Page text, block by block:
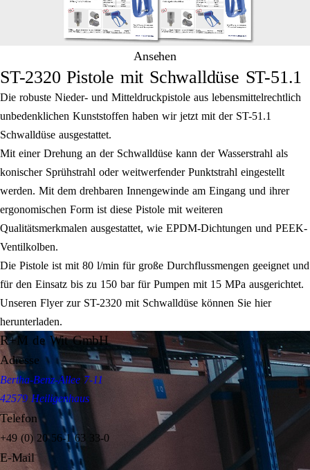
Ansehen
ST-2320 Pistole mit Schwalldüse ST-51.1
Die robuste Nieder- und Mitteldruckpistole aus lebensmittelrechtlich
unbedenklichen Kunststoffen haben wir jetzt mit der ST-51.1
Schwalldüse ausgestattet.
Mit einer Drehung an der Schwalldüse kann der Wasserstrahl als
konischer Sprühstrahl oder weitwerfender Punktstrahl eingestellt
werden. Mit dem drehbaren Innengewinde am Eingang und ihrer
ergonomischen Form ist diese Pistole mit weiteren
Qualitätsmerkmalen ausgestattet, wie EPDM-Dichtungen und PEEK-
Ventilkolben.
Die Pistole ist mit 80 l/min für große Durchflussmengen geeignet und
für den Einsatz bis zu 150 bar für Pumpen mit 15 MPa ausgerichtet.
Unseren Flyer zur ST-2320 mit Schwalldüse können Sie hier
herunterladen.
R+M de Wit GmbH
Adresse
Bertha-Benz-Allee 7-11
42579 Heiligenhaus
Telefon
+49 (0) 20 56-1 63 33-0
E-Mail